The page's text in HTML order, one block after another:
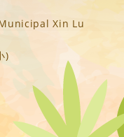
Xin Lu
)